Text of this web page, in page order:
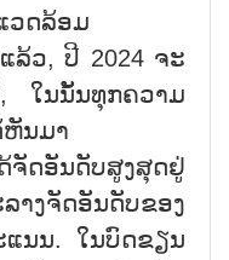
ວດລ້ອມ
ລ້ວ, ປີ 2024 ຈະ
ໃນນັ້ນທຸກຄວາມ
ຫັນມາ
ຈັດອັນດັບສູງສຸດຢູ່
ງຈັດອັນດັບຂອງ
ແນນ. ໃນບົດຂຽນ